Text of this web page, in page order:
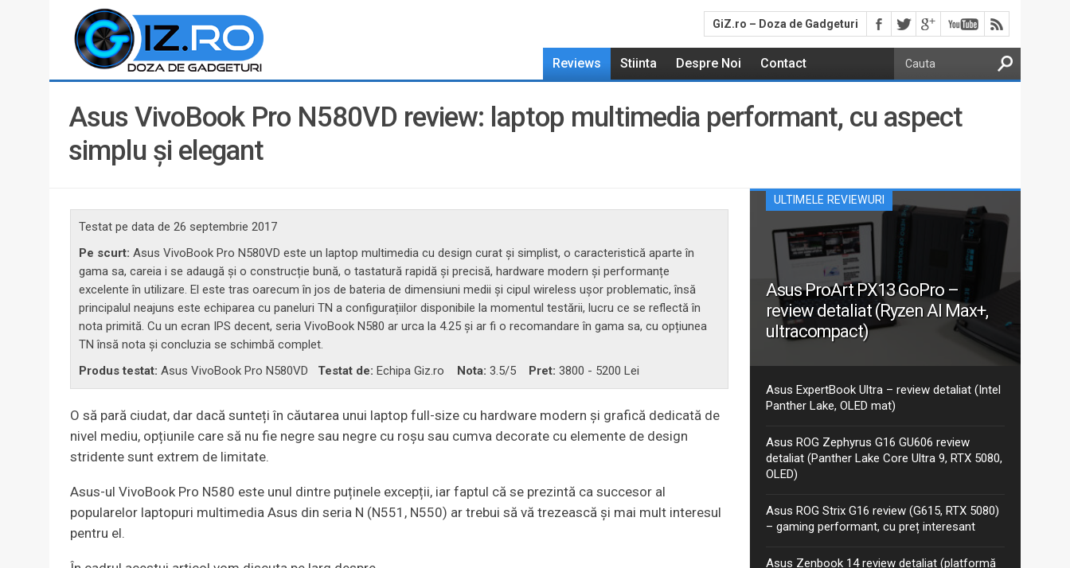
GiZ.ro – Doza de Gadgeturi
Reviews Stiinta Despre Noi Contact
Asus VivoBook Pro N580VD review: laptop multimedia performant, cu aspect
simplu și elegant
Testat pe data de26 septembrie 2017
Pe scurt:Asus VivoBook Pro N580VD este un laptop multimedia cu design curat și simplist, o caracteristică aparte în
gama sa, careia i se adaugă și o construcție bună, o tastatură rapidă și precisă, hardware modern și performanțe
excelente în utilizare. El este tras oarecum în jos de bateria de dimensiuni medii și cipul wireless ușor problematic, însă
principalul neajuns este echiparea cu paneluri TN a configurațiilor disponibile la momentul testării, lucru ce se reflectă în
nota primită. Cu un ecran IPS decent, seria VivoBook N580 ar urca la 4.25 și ar fi o recomandare în gama sa, cu opțiunea
TN însă nota și concluzia se schimbă complet.
Produs testat:Asus VivoBook Pro N580VD Testat de: Echipa Giz.ro Nota: 3.5/5 Pret: 3800 - 5200 Lei
O să pară ciudat, dar dacă sunteți în căutarea unui laptop full-size cu hardware modern și grafică dedicată de
nivel mediu, opțiunile care să nu fie negre sau negre cu roșu sau cumva decorate cu elemente de design
stridente sunt extrem de limitate.
Asus-ul VivoBook Pro N580 este unul dintre puținele excepții, iar faptul că se prezintă ca succesor al
popularelor laptopuri multimedia Asus din seria N (N551, N550) ar trebui să vă trezească și mai mult interesul
pentru el.
ULTIMELE REVIEWURI
Asus ProArt PX13 GoPro –
review detaliat (Ryzen AI Max+,
ultracompact)
Aceasta este recenzia mea detaliată pentru varianta
actualizată 2026 GoPro Edition din seria Asus ProArt
PX13. Am discutat despre ProArt PX13 într-un articol
anterior, iar între timp Asus a...
Asus ExpertBook Ultra – review detaliat (Intel
Panther Lake, OLED mat)
Asus ROG Zephyrus G16 GU606 review
detaliat (Panther Lake Core Ultra 9, RTX 5080,
OLED)
Asus ROG Strix G16 review (G615, RTX 5080)
– gaming performant, cu preț interesant
Asus Zenbook 14 review detaliat (platformă